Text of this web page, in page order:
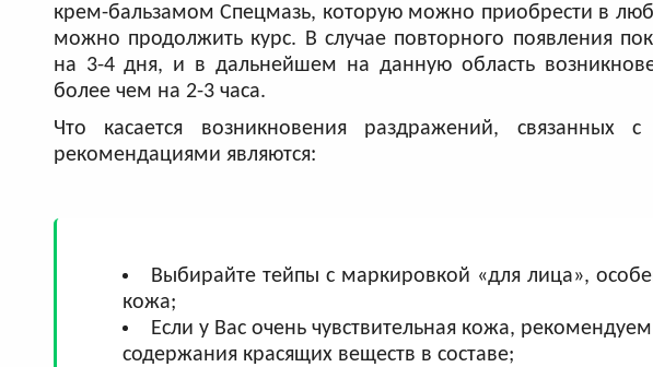
крем-бальзамом Спецмазь, которую можно приобрести в
можно продолжить курс. В случае повторного появления
на 3-4 дня, и в дальнейшем на данную область
более чем на 2-3 часа.
Что касается возникновения раздражений,
рекомендациями являются:
Выбирайте тейпы с маркировкой «для лица»,
кожа;
Если у Вас очень чувствительная кожа,
содержания красящих веществ в составе;